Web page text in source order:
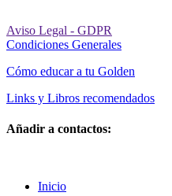
Aviso Legal - GDPR
Condiciones Generales
Cómo educar a tu Golden
Links y Libros recomendados
Añadir a contactos:
Inicio